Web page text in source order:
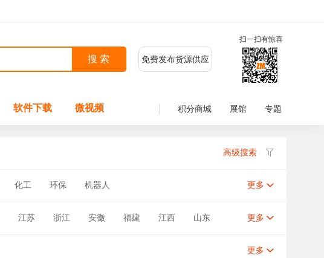
免费发布货源供应
扫一扫有惊喜
软件下载 微视频 积分商城 展馆 专题
高级搜索
化工 环保 机器人 更多
江苏 浙江 安徽 福建 江西 山东 更多
更多